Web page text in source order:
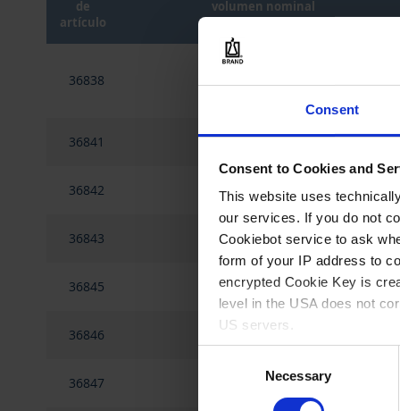
Consent
Consent to Cookies and
This website uses
our services. If you do not
Cookiebot service to ask
form of your IP address to
encrypted Cookie Key is
level in the USA does not
US servers.
For more information on
Necessary
artículos
de
artículo
volumen nominal
36838
36841 25 ml
36842 25 ml
36843 10 ml
36845 20 ml
36846 20 ml
36847 50 ml